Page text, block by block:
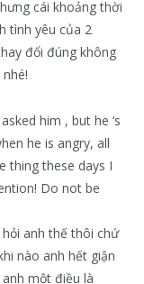
cái khoảng thời
tình yêu của 2
đổi đúng không
him , but he ‘s
he is angry, all
thing these days I
Do not be
anh thế thôi chứ
nào anh hết giận
một điều là